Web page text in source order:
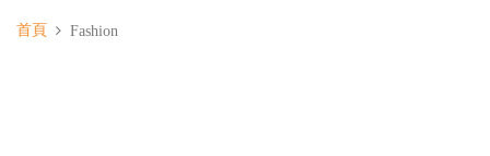
首頁 Fashion